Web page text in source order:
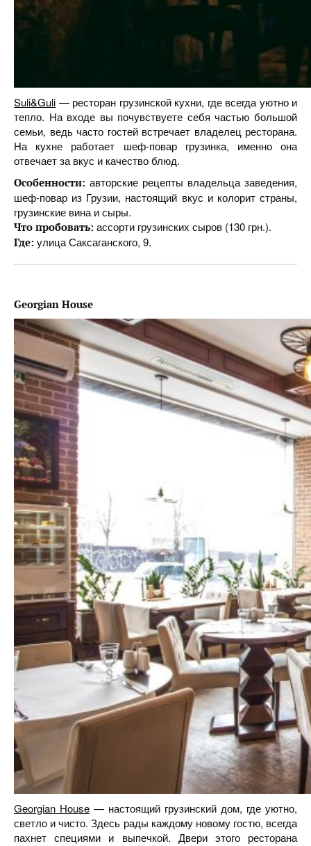
Suli&Guli — ресторан грузинской кухни, где всегда уютно и
тепло. На входе вы почувствуете себя частью большой
семьи, ведь часто гостей встречает владелец ресторана.
На кухне работает шеф-повар грузинка, именно она
отвечает за вкус и качество блюд.
Особенности: авторские рецепты владельца заведения,
шеф-повар из Грузии, настоящий вкус и колорит страны,
грузинские вина и сыры.
Что пробовать: ассорти грузинских сыров (130 грн.).
Где: улица Саксаганского, 9.
Georgian House
Georgian House — настоящий грузинский дом, где уютно,
светло и чисто. Здесь рады каждому новому гостю, всегда
пахнет специями и выпечкой. Двери этого ресторана